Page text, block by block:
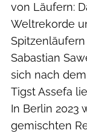
von Läufern:
Weltrekorde
Sabastian
sich nach
Tigst Assefa
In Berlin 2023
gemischten